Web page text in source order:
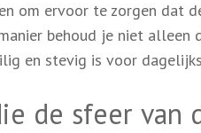
om ervoor te zorgen dat
behoud je niet alleen
en stevig is voor
de sfeer van